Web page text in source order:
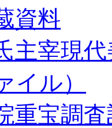
資料
主宰現
イル）
重宝調